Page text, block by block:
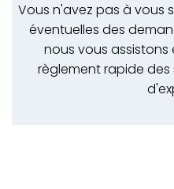
Vous n'avez pas à vous
éventuelles des
nous vous
règlement rapide des